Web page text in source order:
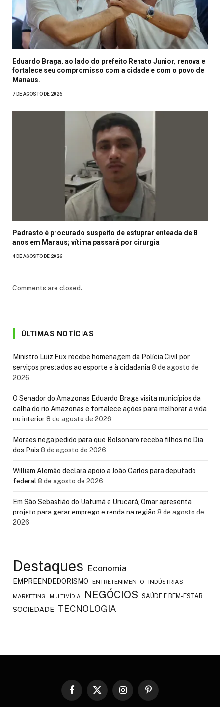
Eduardo Braga, ao lado do prefeito Renato Junior, renova e
fortalece seu compromisso com a cidade e com o povo de
Manaus.
7 DE AGOSTO DE 2026
Padrasto é procurado suspeito de estuprar enteada de 8
anos em Manaus; vítima passará por cirurgia
4 DE AGOSTO DE 2026
Comments are closed.
ÚLTIMAS NOTÍCIAS
Ministro Luiz Fux recebe homenagem da Polícia Civil por
serviços prestados ao esporte e à cidadania 8 de agosto de
2026
O Senador do Amazonas Eduardo Braga visita municípios da
calha do rio Amazonas e fortalece ações para melhorar a vida
no interior8 de agosto de 2026
Moraes nega pedido para que Bolsonaro receba filhos no Dia
dos Pais 8 de agosto de 2026
William Alemão declara apoio a João Carlos para deputado
federal8 de agosto de 2026
Em São Sebastião do Uatumã e Urucará, Omar apresenta
projeto para gerar emprego e renda na região 8 de agosto de
2026
Destaques Economia
EMPREENDEDORISMO ENTRETENIMENTO INDÚSTRIAS
MARKETING MULTIMÍDIA NEGÓCIOS SAÚDE E BEM-ESTAR
SOCIEDADE TECNOLOGIA
Facebook
X
InstagramPinterest